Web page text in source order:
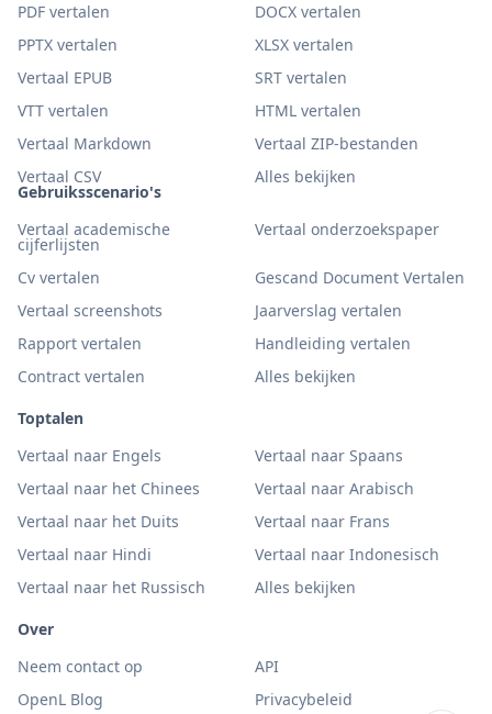
Gebruiksscenario's
Vertaal academische
cijferlijsten
Vertaal onderzoekspaper
Cv vertalen
Gescand Document Vertalen
Vertaal screenshots
Jaarverslag vertalen
Rapport vertalen
Handleiding vertalen
Contract vertalen
Alles bekijken
Toptalen
Vertaal naar Engels
Vertaal naar Spaans
Vertaal naar het Chinees
Vertaal naar Arabisch
Vertaal naar het Duits
Vertaal naar Frans
Vertaal naar Hindi
Vertaal naar Indonesisch
Vertaal naar het Russisch
Alles bekijken
PDF vertalen
DOCX vertalen
PPTX vertalen
XLSX vertalen
Vertaal EPUB
SRT vertalen
VTT vertalen
HTML vertalen
Vertaal Markdown
Vertaal ZIP-bestanden
Vertaal CSV
Alles bekijken
Over
Neem contact op
API
OpenL Blog
Privacybeleid